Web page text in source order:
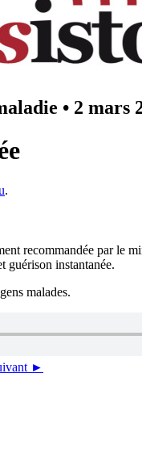
• 2 mars
.
recommandée par le
guérison instantanée.
malades.
►